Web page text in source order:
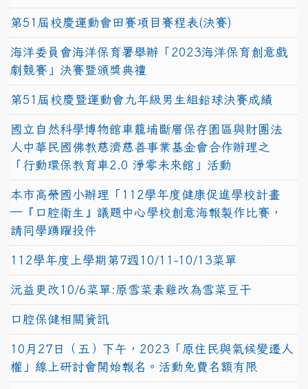
第51屆校慶運動會田賽項目賽程表(決賽)
海洋委員會海洋保育署舉辦「2023海洋保育創意戲
劇競賽」決賽暨頒獎典禮
第51屆校慶暨運動會九年級男生組鉛球決賽成績
國立自然科學博物館車籠埔斷層保存園區與財團法
人中華民國佛教慈濟慈善事業基金會合作辦理之
「行動環保教育車2.0 淨零未來館」活動
本市高榮國小辦理「112學年度健康促進學校計畫
─『口腔衛生』議題中心學校創意海報製作比賽，
請同學踴躍投件
112學年度上學期第7週10/11-10/13菜單
沅益更改10/6菜單:原雪菜素雞改為雪菜豆干
口腔保健相關資訊
10月27日（五）下午，2023「原住民與氣候變遷人
權」線上研討會開始報名。活動免費名額有限